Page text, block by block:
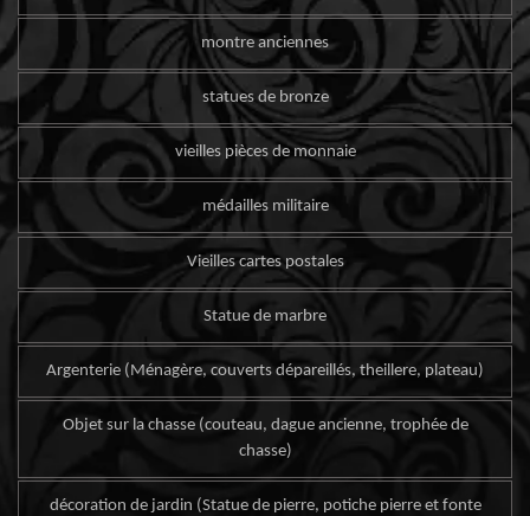
montre anciennes
statues de bronze
vieilles pièces de monnaie
médailles militaire
Vieilles cartes postales
Statue de marbre
Argenterie (Ménagère, couverts dépareillés, theillere, plateau)
Objet sur la chasse (couteau, dague ancienne, trophée de
chasse)
décoration de jardin (Statue de pierre, potiche pierre et fonte